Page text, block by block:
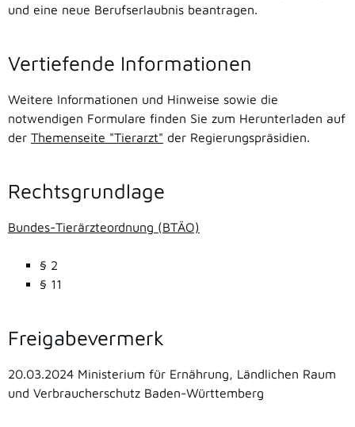
und eine neue Berufserlaubnis beantragen.
Vertiefende Informationen
Weitere Informationen und Hinweise sowie die
notwendigen Formulare finden Sie zum Herunterladen auf
der Themenseite "Tierarzt" der Regierungspräsidien.
Rechtsgrundlage
Bundes-Tierärzteordnung (BTÄO)
§ 2
§ 11
Freigabevermerk
20.03.2024 Ministerium für Ernährung, Ländlichen Raum
und Verbraucherschutz Baden-Württemberg